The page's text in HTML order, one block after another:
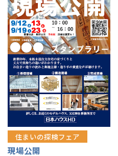
住まいの探検フェア
現場公開